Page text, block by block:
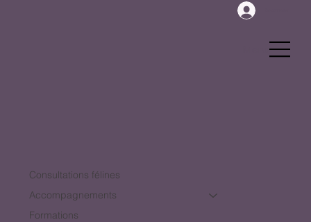
Menu
Consultations félines
Accompagnements
Formations